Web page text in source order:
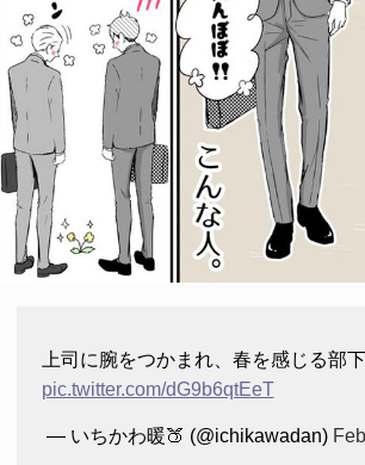
上司に腕をつかまれ、春を感じる部下
pic.twitter.com/dG9b6qtEeT
— いちかわ暖🍑 (@ichikawadan)